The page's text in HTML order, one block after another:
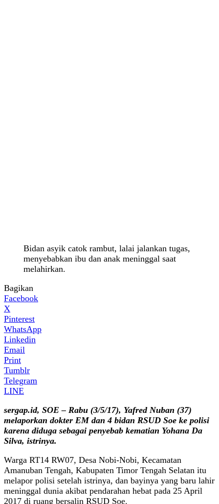
Bidan asyik catok rambut, lalai jalankan tugas,
menyebabkan ibu dan anak meninggal saat
melahirkan.
Bagikan
Facebook
X
Pinterest
WhatsApp
Linkedin
Email
Print
Tumblr
Telegram
LINE
sergap.id, SOE – Rabu (3/5/17), Yafred Nuban (37)
melaporkan dokter EM dan 4 bidan RSUD Soe ke polisi
karena diduga sebagai penyebab kematian Yohana Da
Silva, istrinya.
Warga RT14 RW07, Desa Nobi-Nobi, Kecamatan
Amanuban Tengah, Kabupaten Timor Tengah Selatan itu
melapor polisi setelah istrinya, dan bayinya yang baru lahir
meninggal dunia akibat pendarahan hebat pada 25 April
2017 di ruang bersalin RSUD Soe.